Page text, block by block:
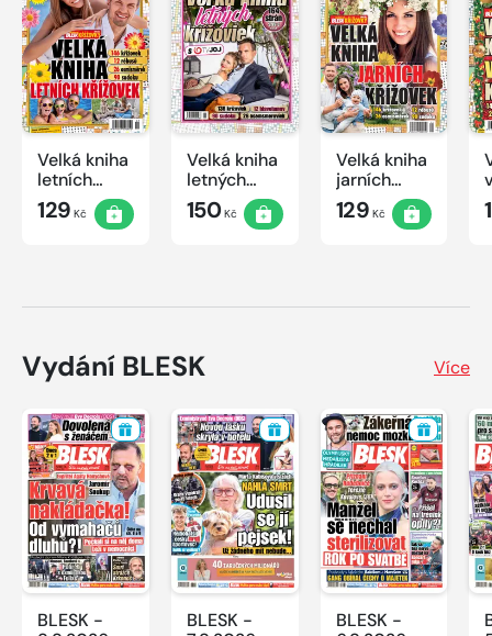
Velká kniha
letních
křížovek
2026
129 Kč
Velká kniha
letných
krížoviek s
TV JOJ
150Kč
Velká kniha
jarních
křížovek
2026
129 Kč
Vydání BLESK Více
BLESK -
BLESK -
BLESK -